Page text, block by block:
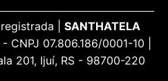
| SANTHATELA
- CNPJ 07.806.186/0001-10 |
201, Ijuí, RS - 98700-220